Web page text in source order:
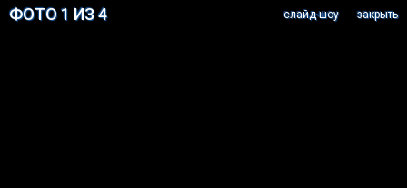
ФОТО 1 ИЗ 4 закрыть
cлайд-шоу